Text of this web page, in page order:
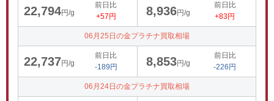
22,794円/g
前日比
+57円
8,936円/g
前日比
+83円
06月25日の金プラチナ買取相場
22,737円/g
前日比
-189円
8,853円/g
前日比
-226円
06月24日の金プラチナ買取相場